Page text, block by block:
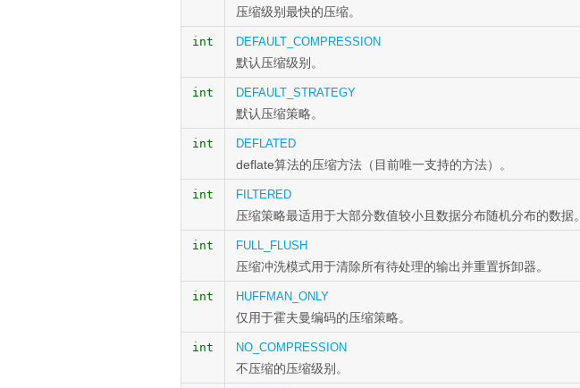
压缩级别最快的压缩。
int DEFAULT_COMPRESSION
默认压缩级别。
int DEFAULT_STRATEGY
默认压缩策略。
int DEFLATED
deflate算法的压缩方法（目前唯一支持的方法）。
int FILTERED
压缩策略最适用于大部分数值较小且数据分布随机分布的数据。
int FULL_FLUSH
压缩冲洗模式用于清除所有待处理的输出并重置拆卸器。
int HUFFMAN_ONLY
仅用于霍夫曼编码的压缩策略。
int NO_COMPRESSION
不压缩的压缩级别。